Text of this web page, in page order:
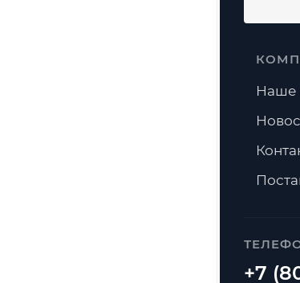
Наше